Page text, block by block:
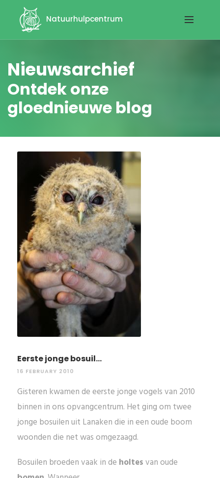
Natuurhulpcentrum
Nieuwsarchief
Ontdek onze
gloednieuwe blog
Eerste jonge bosuil...
16 FEBRUARY 2010
Gisteren kwamen de eerste jonge vogels van 2010
binnen in ons opvangcentrum. Het ging om twee
jonge bosuilen uit Lanaken die in een oude boom
woonden die net was omgezaagd.
Bosuilen broeden vaak in de holtesvan oude